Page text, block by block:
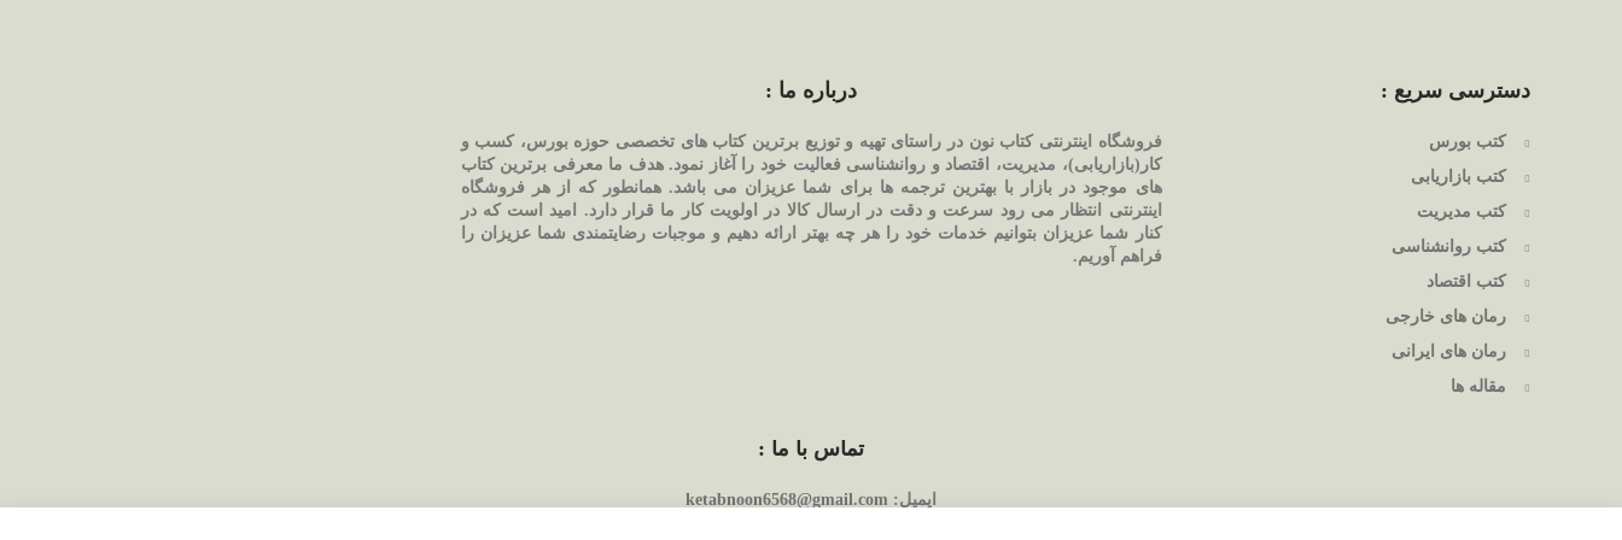
درباره ما :
فروشگاه اینترنتی کتاب نون در راستای تهیه و توزیع برترین کتاب های تخصصی حوزه بورس، کسب و
کار(بازاریابی)، مدیریت، اقتصاد و روانشناسی فعالیت خود را آغاز نمود. هدف ما معرفی برترین کتاب
های موجود در بازار با بهترین ترجمه ها برای شما عزیزان می باشد. همانطور که از هر فروشگاه
اینترنتی انتظار می رود سرعت و دقت در ارسال کالا در اولویت کار ما قرار دارد. امید است که در
کنار شما عزیزان بتوانیم خدمات خود را هر چه بهتر ارائه دهیم و موجبات رضایتمندی شما عزیزان را
فراهم آوریم.
دسترسی سریع :
کتب بورس
کتب بازاریابی
کتب مدیریت
کتب روانشناسی
کتب اقتصاد
رمان های خارجی
رمان های ایرانی
مقاله ها
تماس با ما :
ایمیل: ketabnoon6568@gmail.com